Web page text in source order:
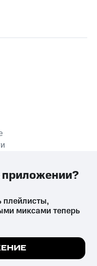
причиняет вред здоровью,
установленную
сайте все
плейлисты,
миксами теперь